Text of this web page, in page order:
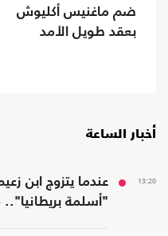
ضم ماغنيس أكليوش
بعقد طويل الأمد
أخبار الساعة
13:20
عندما يتزوج ابن
"أسلمة